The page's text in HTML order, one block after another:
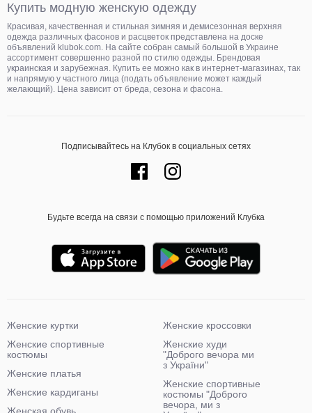
Купить модную женскую одежду
Красивая, качественная и стильная зимняя и демисезонная верхняя
одежда различных фасонов и расцветок представлена на доске
объявлений klubok.com. На сайте собран самый большой в Украине
ассортимент совершенно разной по стилю одежды. Брендовая
украинская и зарубежная. Купить ее можно как в интернет-магазинах, так
и напрямую у частного лица (подать объявление может каждый
желающий). Цена зависит от бреда, сезона и фасона.
Подписывайтесь на Клубок в социальных сетях
Будьте всегда на связи с помощью приложений Клубка
Женские куртки
Женские спортивные
костюмы
Женские платья
Женские кардиганы
Женские кроссовки
Женские худи
"Доброго вечора ми
з України"
Женские спортивные
костюмы "Доброго
вечора, ми з